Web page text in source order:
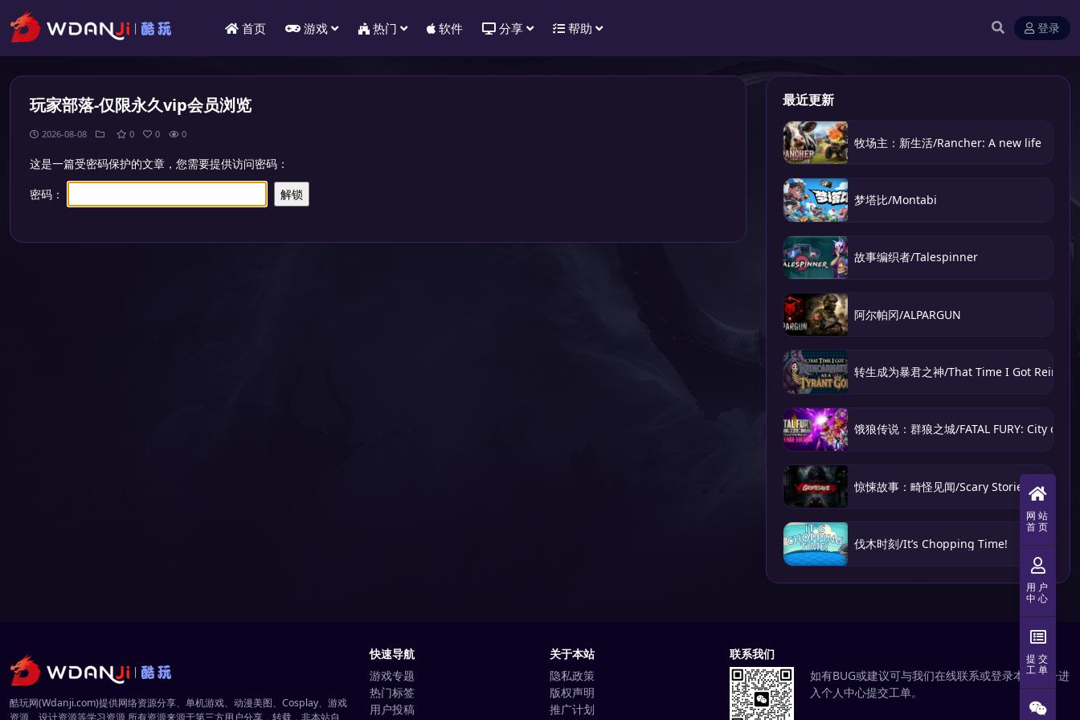
首页 游戏 热门 软件 分享 帮助 登录
玩家部落-仅限永久vip会员浏览
2026-08-08 0 0 0
这是一篇受密码保护的文章，您需要提供访问密码：
密码：
最近更新
牧场主：新生活/Rancher: A new life
梦塔比/Montabi
故事编织者/Talespinner
阿尔帕冈/ALPARGUN
转生成为暴君之神/That Time I Got
饿狼传说：群狼之城/FATAL FURY: City of
惊悚故事：畸怪见闻/Scary Stories:
伐木时刻/It’s Chopping Time!
酷玩网(Wdanji.com)提供网络资源分享、单机游戏、动漫美图、Cosplay、游戏
资源、设计资源等学习资源,所有资源来源于第三方用户分享，转载，非本站自
快速导航
游戏专题
热门标签
用户投稿
关于本站
隐私政策
版权声明
推广计划
联系我们
如有BUG或建议可与我们在线联系或登录本站账号进
入个人中心提交工单。
网站
首页
用户
中心
提交
工单